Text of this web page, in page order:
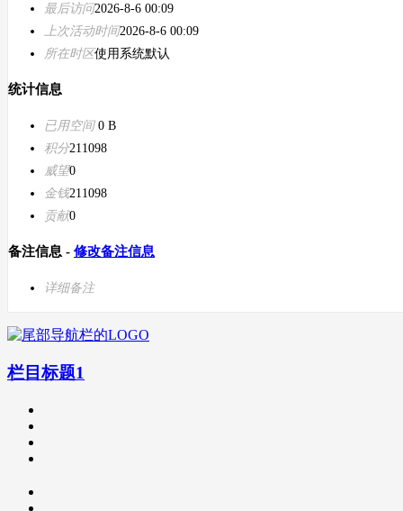
最后访问2026-8-6 00:09
上次活动时间2026-8-6 00:09
所在时区使用系统默认
统计信息
已用空间0 B
积分211098
威望0
金钱211098
贡献0
备注信息 - 修改备注信息
详细备注
栏目标题1